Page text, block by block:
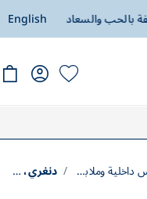
والسعادة توصيل مجاني
English
وملابس نوم دنغري، حللا